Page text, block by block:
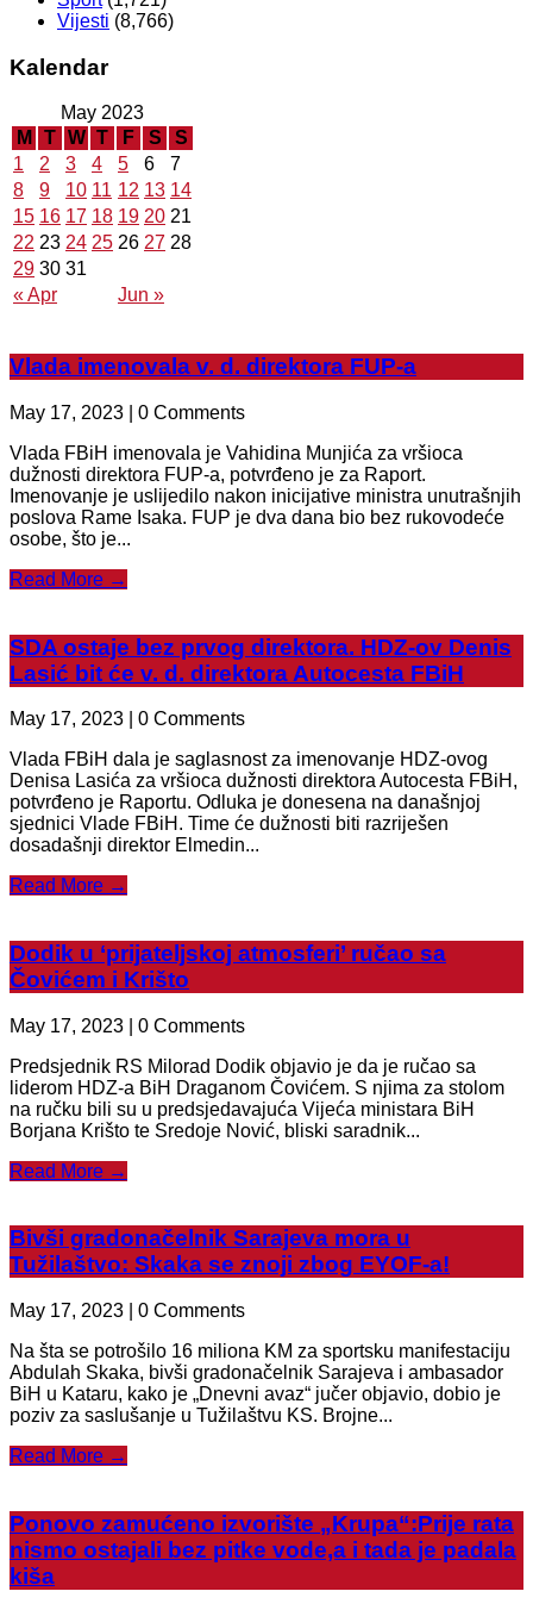
Vijesti (8,766)
Kalendar
May 2023
M
T W T F S S
« Apr Jun »
1 2 3 4 5 6
7
8
9 10 11 12 13 14
15 16 17 18 19 20 21
22 23 24 25 26 27 28
29 30 31
Vlada imenovala v. d. direktora FUP-a
May 17, 2023 | 0 Comments
Vlada FBiH imenovala je Vahidina Munjića za vršioca
dužnosti direktora FUP-a, potvrđeno je za Raport.
Imenovanje je uslijedilo nakon inicijative ministra unutrašnjih
poslova Rame Isaka. FUP je dva dana bio bez rukovodeće
osobe, što je...
Read More →
SDA ostaje bez prvog direktora. HDZ-ov Denis
Lasić bit će v. d. direktora Autocesta FBiH
May 17, 2023 | 0 Comments
Vlada FBiH dala je saglasnost za imenovanje HDZ-ovog
Denisa Lasića za vršioca dužnosti direktora Autocesta FBiH,
potvrđeno je Raportu. Odluka je donesena na današnjoj
sjednici Vlade FBiH. Time će dužnosti biti razriješen
dosadašnji direktor Elmedin...
Read More →
Dodik u ‘prijateljskoj atmosferi’ ručao sa
Čovićem i Krišto
May 17, 2023 | 0 Comments
Predsjednik RS Milorad Dodik objavio je da je ručao sa
liderom HDZ-a BiH Draganom Čovićem. S njima za stolom
na ručku bili su u predsjedavajuća Vijeća ministara BiH
Borjana Krišto te Sredoje Nović, bliski saradnik...
Read More →
Bivši gradonačelnik Sarajeva mora u
Tužilaštvo: Skaka se znoji zbog EYOF-a!
May 17, 2023 | 0 Comments
Na šta se potrošilo 16 miliona KM za sportsku manifestaciju
Abdulah Skaka, bivši gradonačelnik Sarajeva i ambasador
BiH u Kataru, kako je „Dnevni avaz“ jučer objavio, dobio je
poziv za saslušanje u Tužilaštvu KS. Brojne...
Read More →
Ponovo zamućeno izvorište „Krupa“:Prije rata
nismo ostajali bez pitke vode,a i tada je padala
kiša